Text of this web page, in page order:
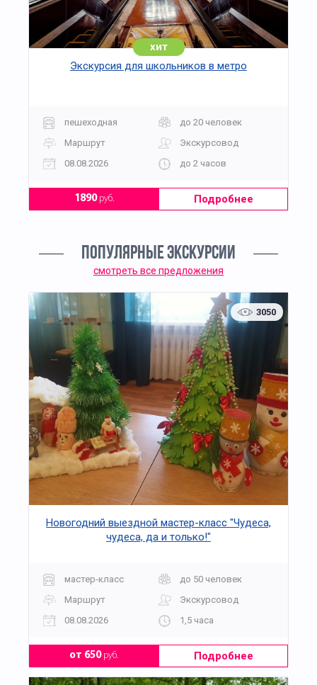
хит
Экскурсия для школьников в метро
пешеходная
до 20 человек
Маршрут
Экскурсовод
08.08.2026
до 2 часов
1890руб. Подробнее
ПОПУЛЯРНЫЕ ЭКСКУРСИИ
смотреть все предложения
3050
Новогодний выездной мастер-класс "Чудеса,
чудеса, да и только!"
мастер-класс
до 50 человек
Маршрут
Экскурсовод
08.08.2026
1,5 часа
от 650руб. Подробнее